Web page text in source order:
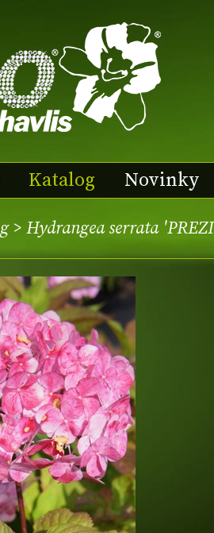
Katalog Novinky
> Hydrangea serrata